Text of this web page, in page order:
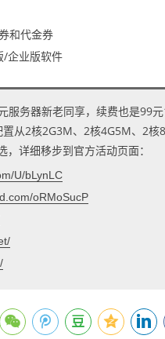
和代金券
/企业版软件
服务器新老同享，续费也是99
从2核2G3M、2核4G5M、2
详细移步到官方活动页面：
U/bLynLC
oRMoSucP